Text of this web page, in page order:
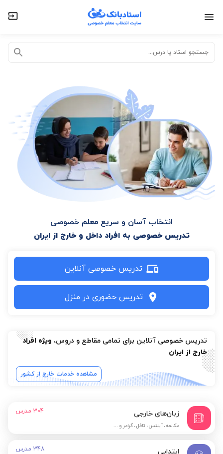
جستجو استاد یا درس...
انتخاب آسان و سریع معلم خصوصی
تدریس خصوصی به افراد داخل و خارج از ایران
تدریس خصوصی آنلاین
تدریس حضوری در منزل
تدریس خصوصی آنلاین برای تمامی مقاطع و دروس، ویژه افراد
خارج از ایران
مشاهده خدمات خارج از کشور
زبان‌های خارجی
مکالمه، آیلتس، تافل، گرامر و ...
304 مدرس
ابتدایی 348 مدرس
تدریس خصوصی آنلاین